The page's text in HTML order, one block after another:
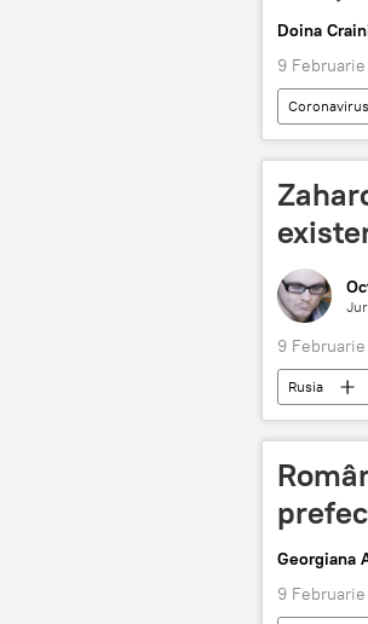
Doina
9 Februarie
Coronavirus
9
Rusia
Georgiana
9